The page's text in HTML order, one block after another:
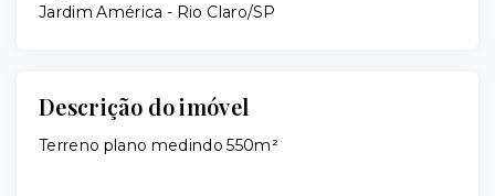
Jardim América - Rio Claro/SP
Descrição do imóvel
Terreno plano medindo 550m²